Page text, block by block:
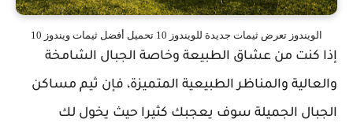
الويندوز تعرض ثيمات جديدة للويندوز 10 تحميل أفضل ثيمات ويندوز 10
إذا كنت من عشاق الطبيعة وخاصة الجبال الشامخة
والعالية والمناظر الطبيعية المتميزة، فإن ثيم مساكن
الجبال الجميلة سوف يعجبك كثيرا حيث يخول لك